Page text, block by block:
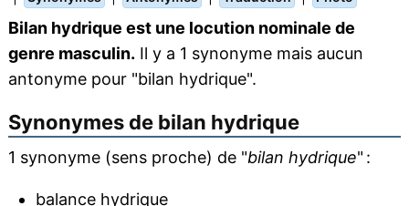
Bilan hydrique est une locution nominale de
genre masculin. Il y a 1 synonyme mais aucun
antonyme pour "bilan hydrique".
Synonymes de bilan hydrique
1 synonyme (sens proche) de "bilan hydrique" :
balance hydrique